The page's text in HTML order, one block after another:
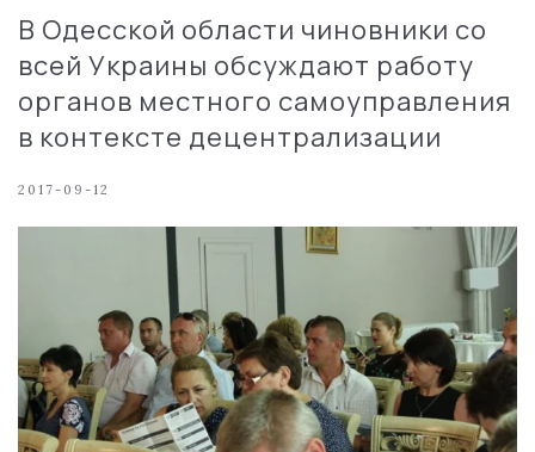
В Одесской области чиновники со
всей Украины обсуждают работу
органов местного самоуправления
в контексте децентрализации
2017-09-12